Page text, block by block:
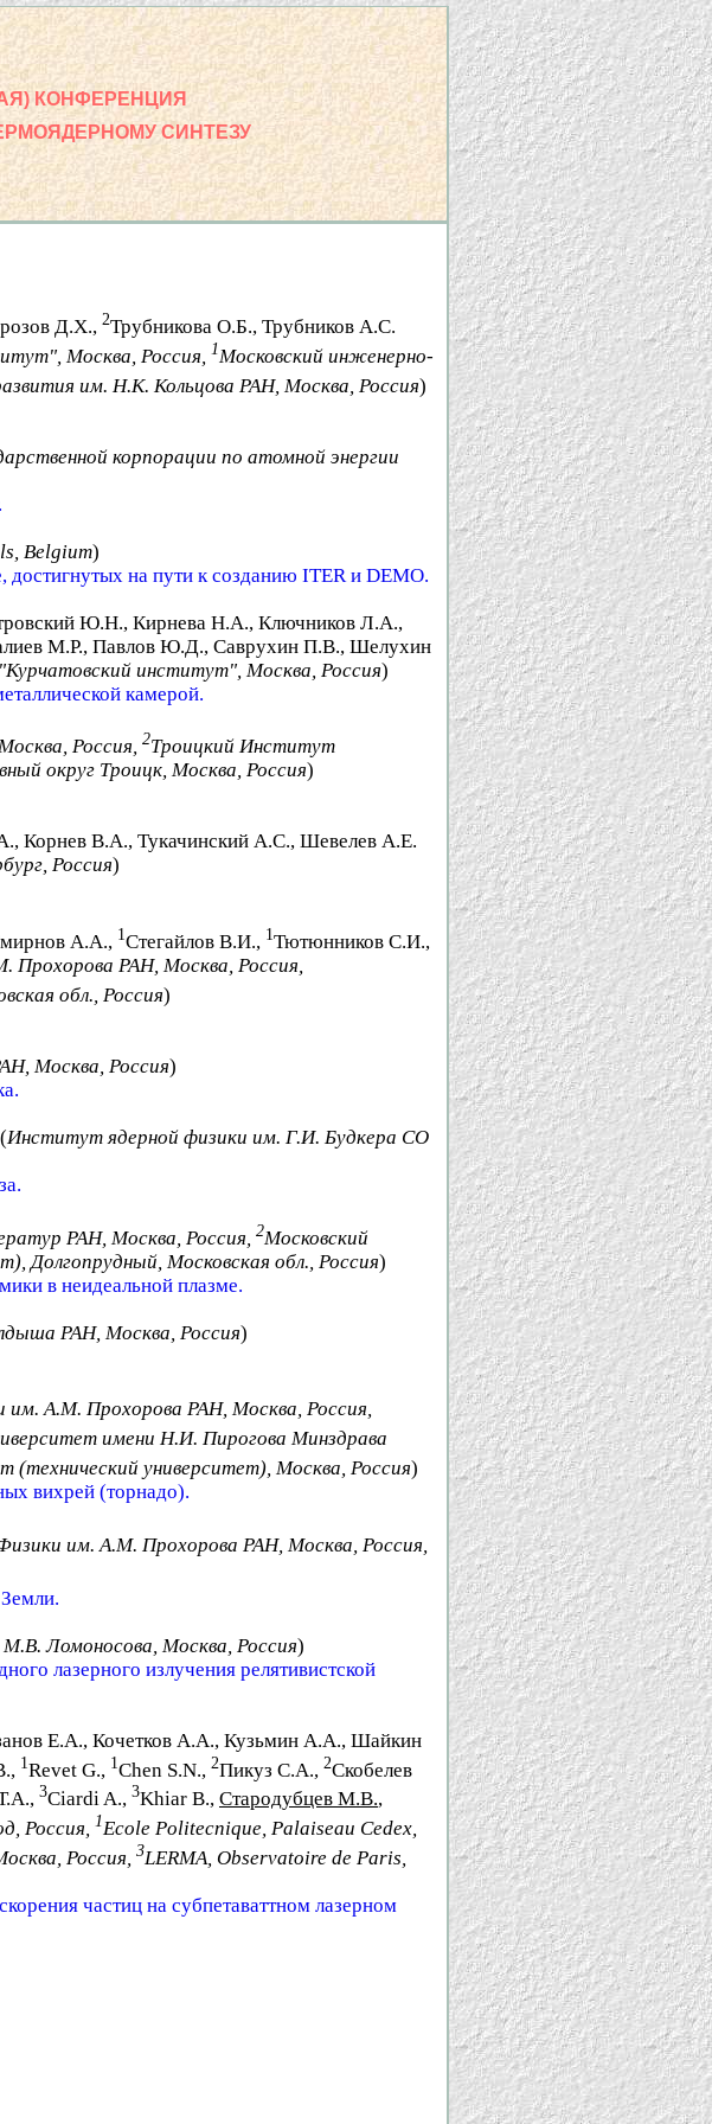
КОНФЕРЕНЦИЯ
СИНТЕЗУ
Д.Х., 2Трубникова О.Б., Трубников А.С.
Москва, Россия, 1Московский инженерно-
им. Н.К. Кольцова РАН, Москва, Россия)
корпорации по атомной энергии
Belgium)
достигнутых на пути к созданию ITER и DEMO.
Ю.Н., Кирнева Н.А., Ключников Л.А.,
М.Р., Павлов Ю.Д., Саврухин П.В., Шелухин
институт", Москва, Россия)
камерой.
Россия, 2Троицкий Институт
округ Троицк, Москва, Россия)
Корнев В.А., Тукачинский А.С., Шевелев А.Е.
Россия)
А.А., 1Стегайлов В.И., 1Тютюнников С.И.,
РАН, Москва, Россия,
обл., Россия)
Москва, Россия)
Институт ядерной физики им. Г.И. Будкера СО
РАН, Москва, Россия, 2Московский
Долгопрудный, Московская обл., Россия)
в неидеальной плазме.
РАН, Москва, Россия)
А.М. Прохорова РАН, Москва, Россия,
имени Н.И. Пирогова Минздрава
(технический университет), Москва, Россия)
вихрей (торнадо).
им. А.М. Прохорова РАН, Москва, Россия,
Ломоносова, Москва, Россия)
лазерного излучения релятивистской
Е.А., Кочетков А.А., Кузьмин А.А., Шайкин
1Revet G., 1Chen S.N., 2Пикуз С.А., 2Скобелев
3Ciardi A., 3Khiar B., Стародубцев М.В.,
Россия, 1Ecole Politecnique, Palaiseau Cedex,
Россия, 3LERMA, Observatoire de Paris,
частиц на субпетаваттном лазерном